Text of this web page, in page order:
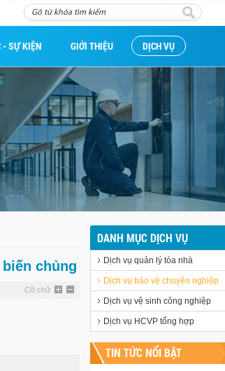
- SỰ KIỆN GIỚI THIỆU DỊCH VỤ
chủng
Cỡ chữ
DANH MỤC DỊCH VỤ
Dịch vụ quản lý tòa nhà
Dịch vụ bảo vệ chuyên nghiệp
Dịch vụ vệ sinh công nghiệp
Dịch vụ HCVP tổng hợp
TIN TỨC NỔI BẬT